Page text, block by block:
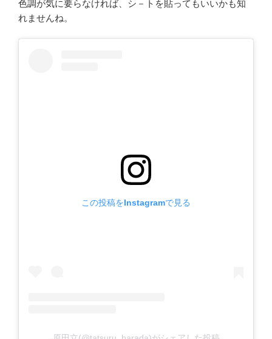
色調が気に要らなければ、シ－トを貼ってもいいかも知
れませんね。
この投稿をInstagramで見る